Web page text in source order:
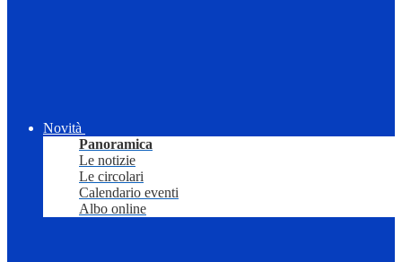
Novità
Panoramica
Le notizie
Le circolari
Calendario eventi
Albo online